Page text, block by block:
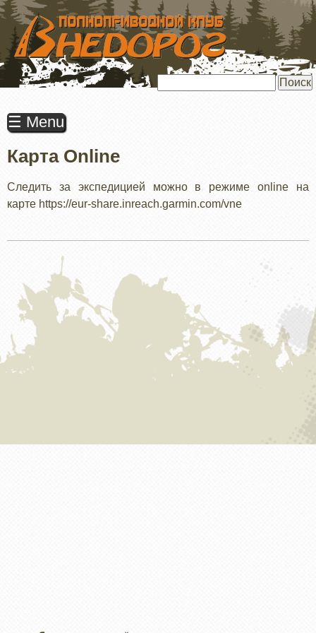
ПЕРЕЙТИ
ОСНОВНОМУ
СОДЕРЖАНИЮ
☰ Menu
Карта Online
Следить за экспедицией можно в режиме online на
карте https://eur-share.inreach.garmin.com/vne